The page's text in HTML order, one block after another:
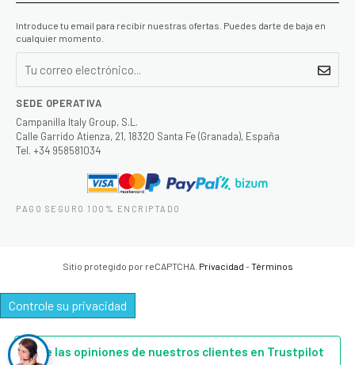
Introduce tu email para recibir nuestras ofertas. Puedes darte de baja en
cualquier momento.
SEDE OPERATIVA
Campanilla Italy Group, S.L.
Calle Garrido Atienza, 21, 18320 Santa Fe (Granada), España
Tel. +34 958581034
PAGO SEGURO 100% ENCRIPTADO
Sitio protegido por reCAPTCHA. Privacidad -Términos
Controle su privacidad
Lee las opiniones de nuestros clientes en Trustpilot